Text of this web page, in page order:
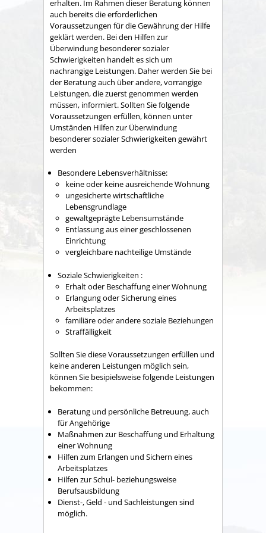
erhalten. Im Rahmen dieser Beratung können
auch bereits die erforderlichen
Voraussetzungen für die Gewährung der Hilfe
geklärt werden. Bei den Hilfen zur
Überwindung besonderer sozialer
Schwierigkeiten handelt es sich um
nachrangige Leistungen. Daher werden Sie bei
der Beratung auch über andere, vorrangige
Leistungen, die zuerst genommen werden
müssen, informiert. Sollten Sie folgende
Voraussetzungen erfüllen, können unter
Umständen Hilfen zur Überwindung
besonderer sozialer Schwierigkeiten gewährt
werden
Besondere Lebensverhältnisse:
keine oder keine ausreichende Wohnung
ungesicherte wirtschaftliche
Lebensgrundlage
gewaltgeprägte Lebensumstände
Entlassung aus einer geschlossenen
Einrichtung
vergleichbare nachteilige Umstände
Soziale Schwierigkeiten :
Erhalt oder Beschaffung einer Wohnung
Erlangung oder Sicherung eines
Arbeitsplatzes
familiäre oder andere soziale Beziehungen
Straffälligkeit
Sollten Sie diese Voraussetzungen erfüllen und
keine anderen Leistungen möglich sein,
können Sie besipielsweise folgende Leistungen
bekommen:
Beratung und persönliche Betreuung, auch
für Angehörige
Maßnahmen zur Beschaffung und Erhaltung
einer Wohnung
Hilfen zum Erlangen und Sichern eines
Arbeitsplatzes
Hilfen zur Schul- beziehungsweise
Berufsausbildung
Dienst-, Geld - und Sachleistungen sind
möglich.